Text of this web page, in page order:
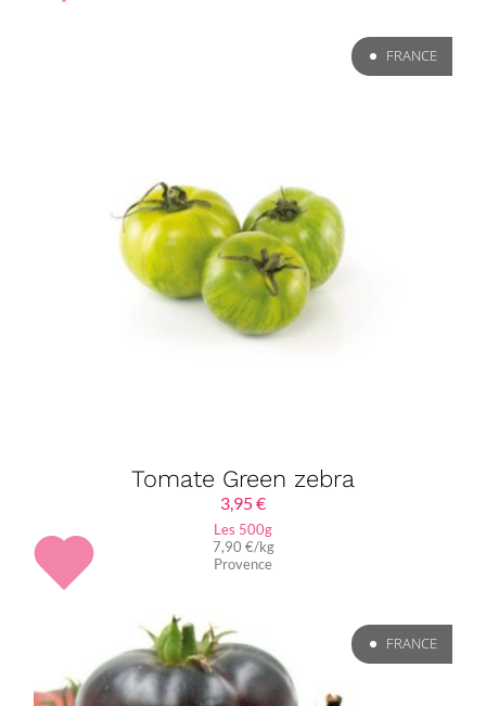
FRANCE
Tomate Green zebra
3,95€
Les 500g
7,90 €/kg
Provence
FRANCE